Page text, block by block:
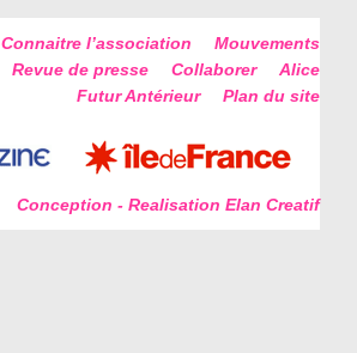
Connaitre l’association
Mouvements
Revue de presse
Collaborer
Alice
Futur Antérieur
Plan du site
Conception - Realisation Elan Creatif